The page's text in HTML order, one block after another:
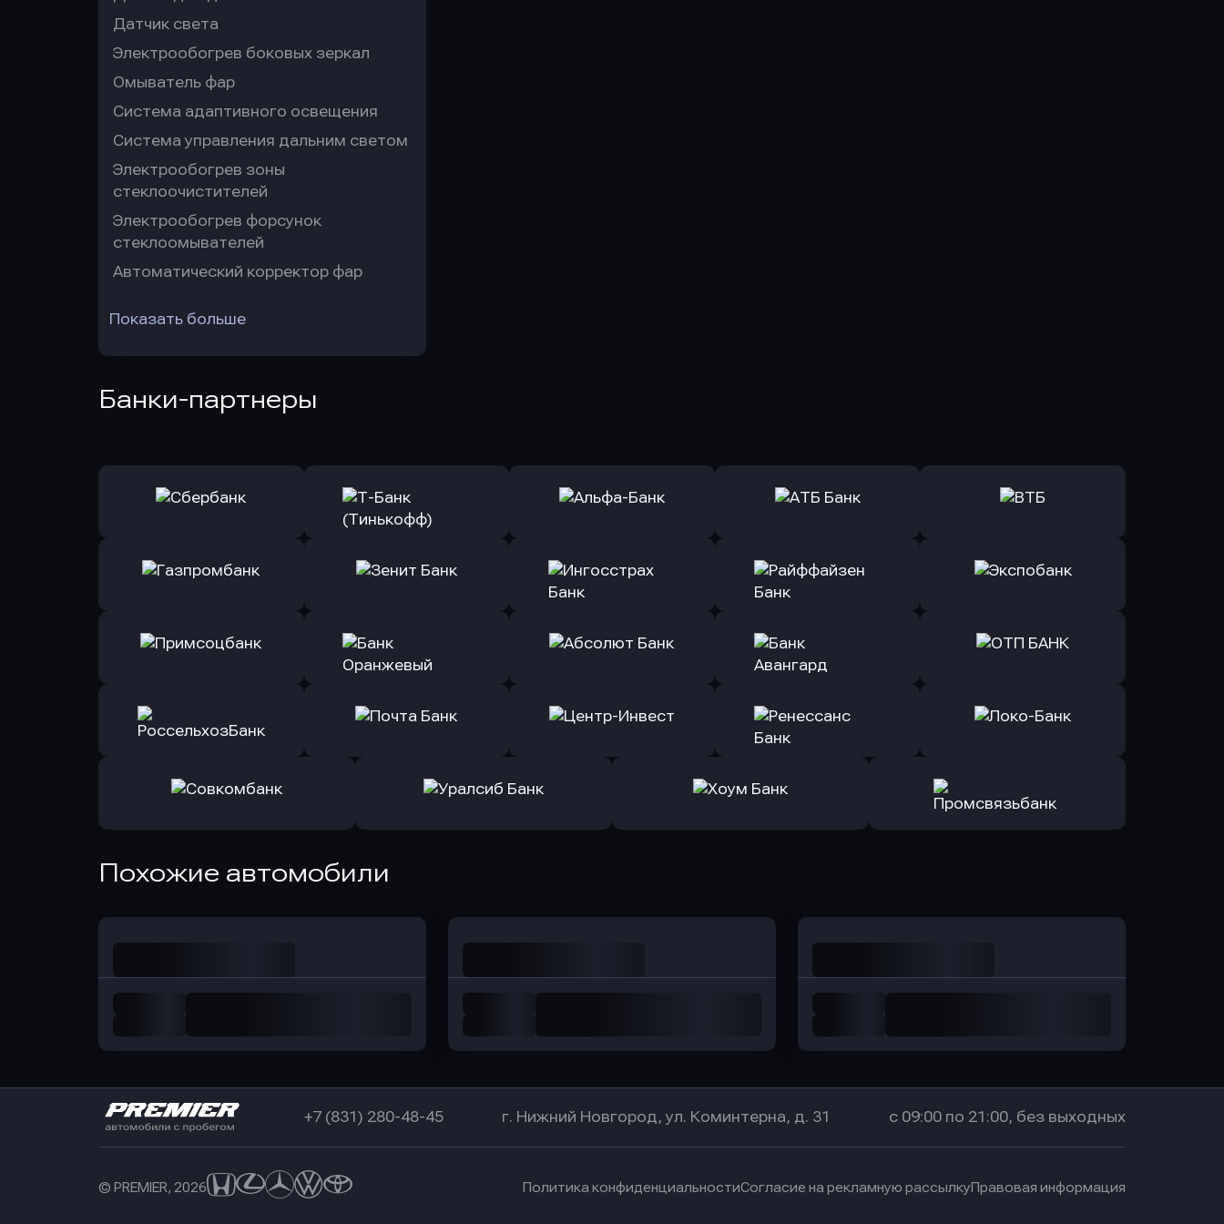
Датчик света
Электрообогрев боковых зеркал
Омыватель фар
Система адаптивного освещения
Система управления дальним светом
Электрообогрев зоны
стеклоочистителей
Электрообогрев форсунок
стеклоомывателей
Автоматический корректор фар
Показать больше
Банки-партнеры
Оправить заявку
Оправить заявку
Оправить заявку
в Альфа-Банк
Оправить заявку
в АТБ Банк
Оправить заявку
Оправить заявку
Оправить заявку
в Зенит Банк
Оправить заявку
Оправить заявку
в Райффайзен Банк
Оправить заявку
Оправить заявку
в Примсоцбанк
Оправить заявку
Оправить заявку
Оправить заявку
в Банк Авангард
Оправить заявку
Оправить заявку
Оправить заявку
Оправить заявку
в Локо-Банк
в Совкомбанк
Похожие автомобили
+7 (831) 280-48-45 г. Нижний Новгород, ул. Коминтерна, д. 31 с 09:00 по 21:00, без выходных
© PREMIER, 2026 Политика конфиденциальностиСогласие на рекламную рассылкуПравовая информация